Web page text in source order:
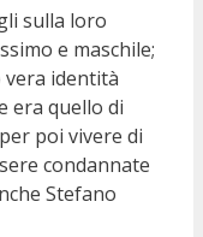
sulla loro
e maschile;
vera identità
era quello di
poi vivere di
condannate
Stefano